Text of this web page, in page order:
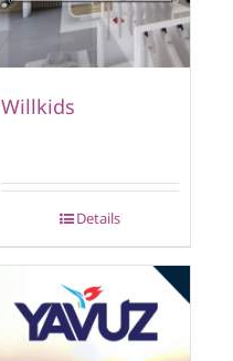
Willkids
Details